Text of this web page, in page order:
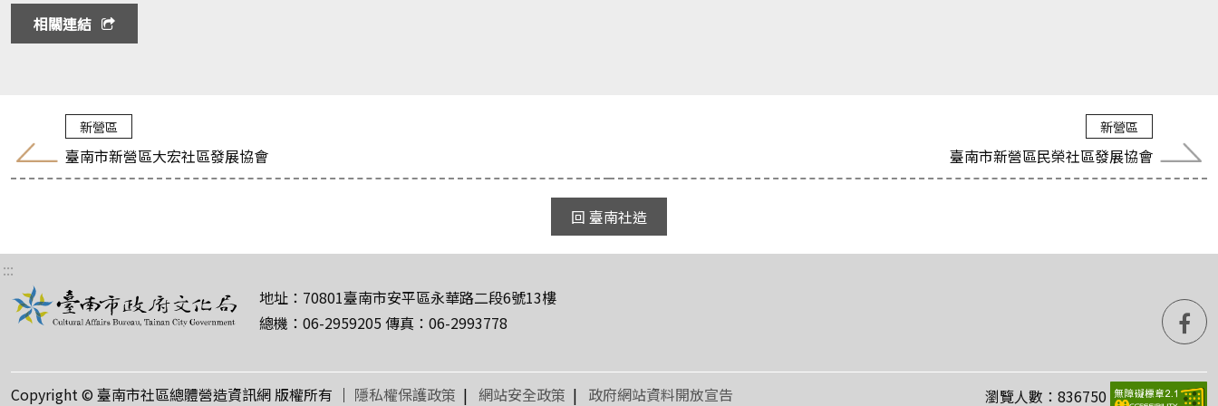
相關連結
新營區
臺南市新營區大宏社區發展協會
新營區
臺南市新營區民榮社區發展協會
回 臺南社造
:::
地址：70801臺南市安平區永華路二段6號13樓
總機：06-2959205 傳真：06-2993778
粉
Copyright © 臺南市社區總體營造資訊網 版權所有 ｜ 隱私權保護政策 | 網站安全政策 | 政府網站資料開放宣告 瀏覽人數：836750